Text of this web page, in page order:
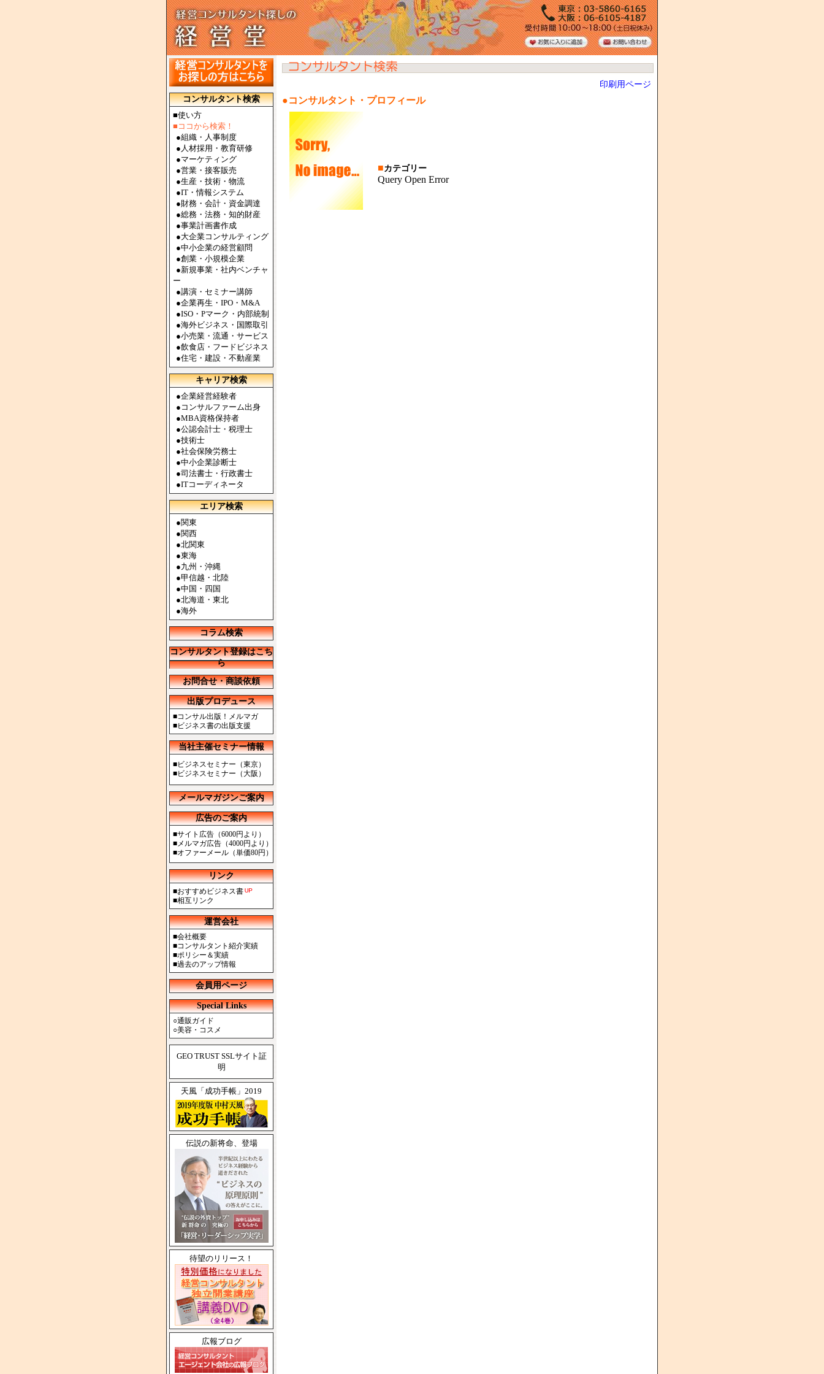
コンサルタント検索
■使い方
■ココから検索！
●組織・人事制度
● 人材採用・教育研修
●マーケティング
●営業・接客販売
●生産・技術・物流
●IT・情報システム
●財務・会計・資金調達
●総務・法務・知的財産
●事業計画書作成
●大企業コンサルティング
●中小企業の経営顧問
●創業・小規模企業
●新規事業・社内ベンチャ
ー
●講演・セミナー講師
●企業再生・IPO・M&A
●ISO・Pマーク・内部統制
●海外ビジネス・国際取引
●小売業・流通・サービス
●飲食店・フードビジネス
●住宅・建設・不動産業
キャリア検索
●企業経営経験者
● コンサルファーム出身
●MBA資格保持者
●公認会計士・税理士
●技術士
●社会保険労務士
●中小企業診断士
●司法書士・行政書士
●ITコーディネータ
エリア検索
●関東
●関西
●北関東
●東海
●九州・沖縄
●甲信越・北陸
●中国・四国
●北海道・東北
●海外
コラム検索
コンサルタント登録はこち
ら
お問合せ・商談依頼
出版プロデュース
■コンサル出版！メルマガ
■ビジネス書の出版支援
当社主催セミナー情報
■ビジネスセミナー（東京）
■ビジネスセミナー（大阪）
メールマガジンご案内
広告のご案内
■サイト広告（6000円より）
■メルマガ広告（4000円より）
■オファーメール（単価80円）
リンク
■おすすめビジネス書
■相互リンク
運営会社
■会社概要
■コンサルタント紹介実績
■ポリシー＆実績
■過去のアップ情報
会員用ページ
Special Links
○通販ガイド
○美容・コスメ
GEO TRUST SSLサイト証
明
天風「成功手帳」2019
伝説の新将命、登場
待望のリリース！
広報ブログ
印刷用ページ
●コンサルタント・プロフィール
■カテゴリー
Query Open Error